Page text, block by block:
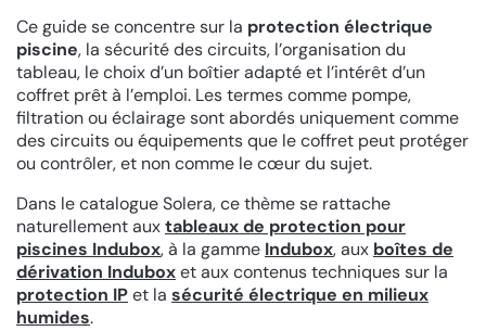
Ce guide se concentre sur la protection électrique
piscine, la sécurité des circuits, l’organisation du
tableau, le choix d’un boîtier adapté et l’intérêt d’un
coffret prêt à l’emploi. Les termes comme pompe,
filtration ou éclairage sont abordés uniquement comme
des circuits ou équipements que le coffret peut protéger
ou contrôler, et non comme le cœur du sujet.
Dans le catalogue Solera, ce thème se rattache
naturellement auxtableaux de protection pour
piscines Indubox, à la gamme Indubox, aux boîtes de
dérivation Induboxet aux contenus techniques sur la
protection IPet la sécurité électrique en milieux
humides.